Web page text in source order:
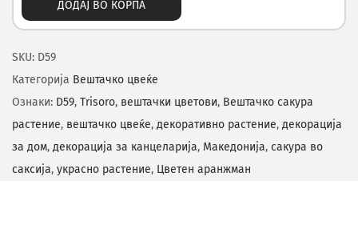
ДОДАЈ ВО КОРПА
SKU: D59
Категорија Вештачко цвеќе
Ознаки: D59, Trisoro, вештачки цветови, Вештачко сакура
растение, вештачко цвеќе, декоративно растение, декорација
за дом, декорација за канцеларија, Македонија, сакура во
саксија, украсно растение, Цветен аранжман